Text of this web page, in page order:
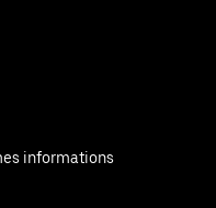
informations